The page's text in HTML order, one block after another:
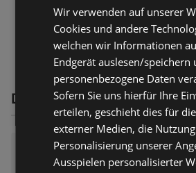
Decke Angebote
Lidl:
Prospekt –
Wir verwenden auf unserer
Cookies und andere
welchen wir Informationen
Endgerät auslesen/speichern
personenbezogene Daten
Sofern Sie uns hierfür Ihre
erteilen, geschieht dies für
externer Medien, die
Personalisierung unserer
Ausspielen personalisierter